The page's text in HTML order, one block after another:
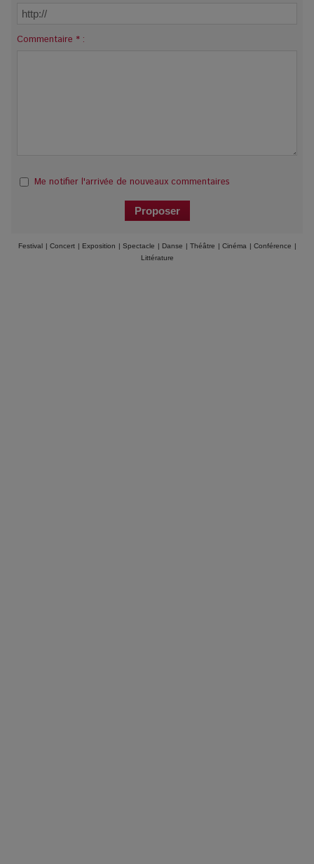
Commentaire * :
Me notifier l'arrivée de nouveaux commentaires
Festival Concert Exposition Spectacle Danse Théâtre Cinéma Conférence
Littérature